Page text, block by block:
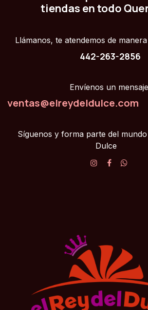
tiendas en todo
Llámanos, te atendemos de
442-263-2856
Envíenos un mensaje
ventas@elreydeldulce.com
Síguenos y forma parte del
Dulce